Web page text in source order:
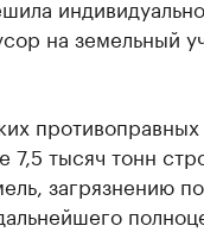
на земельный
тысяч тонн
загрязнению